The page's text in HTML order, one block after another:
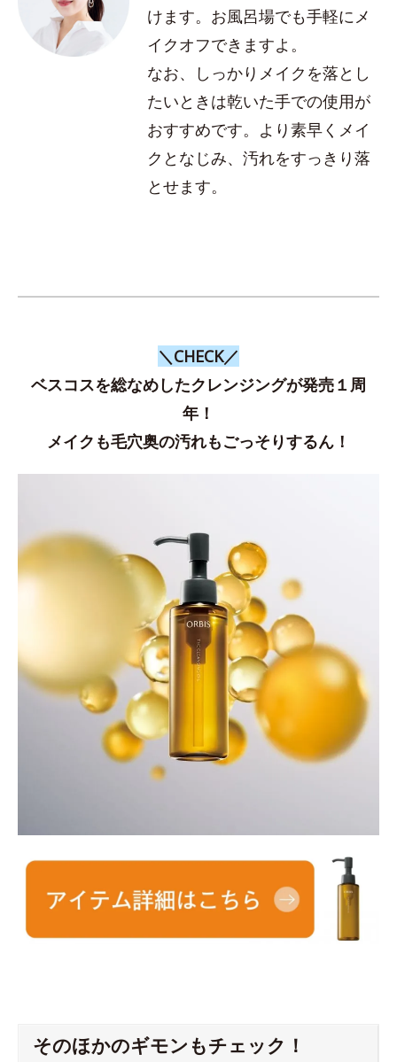
けます。お風呂場でも手軽にメ
イクオフできますよ。
なお、しっかりメイクを落とし
たいときは乾いた手での使用が
おすすめです。より素早くメイ
クとなじみ、汚れをすっきり落
とせます。
＼CHECK／
ベスコスを総なめしたクレンジングが発売１周
年！
メイクも毛穴奥の汚れもごっそりするん！
そのほかのギモンもチェック！